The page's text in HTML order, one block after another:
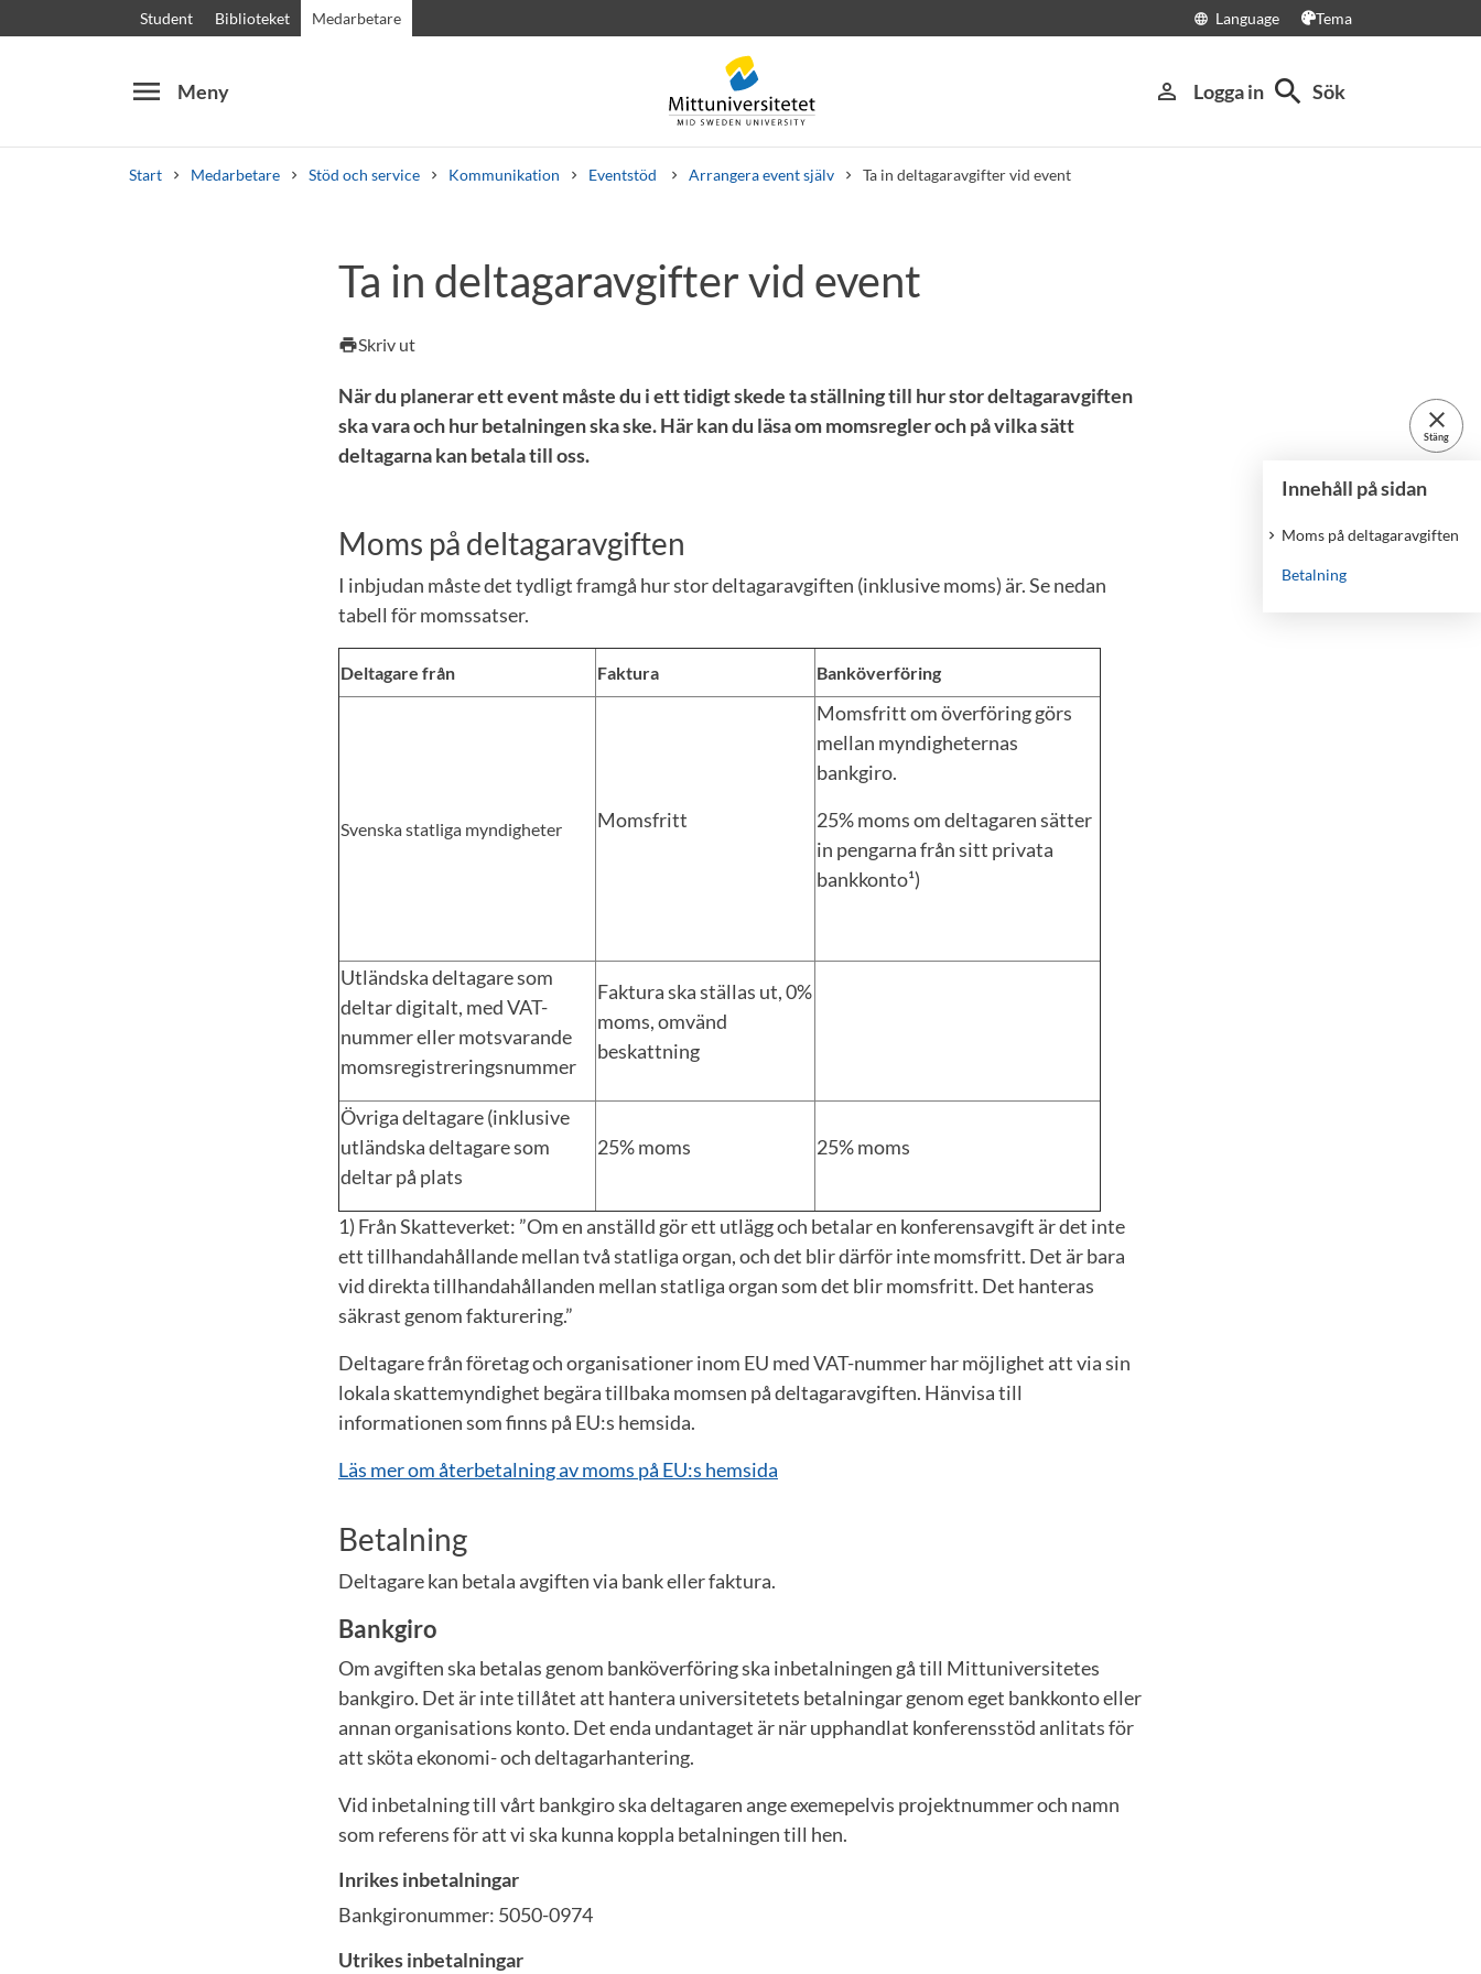
Student Biblioteket Medarbetare language Language Tema
menu Meny person_outline Logga in search Sök
Start Medarbetare Stöd och service Kommunikation Eventstöd Arrangera event själv Ta in deltagaravgifter vid event
Kursplaner VälkomstbrevPersonalLediga jobb
Ta in deltagaravgifter vid event
printSkriv ut
close
Stäng
Innehåll på sidan
Moms på deltagaravgiften
Betalning
När du planerar ett event måste du i ett tidigt skede ta ställning till hur stor deltagaravgiften
ska vara och hur betalningen ska ske. Här kan du läsa om momsregler och på vilka sätt
deltagarna kan betala till oss.
Moms på deltagaravgiften
I inbjudan måste det tydligt framgå hur stor deltagaravgiften (inklusive moms) är. Se nedan
tabell för momssatser.
Deltagare från Faktura Banköverföring
Svenska statliga myndigheter Momsfritt
Momsfritt om överföring görs
mellan myndigheternas
bankgiro.
25% moms om deltagaren sätter
in pengarna från sitt privata
bankkonto¹)
Utländska deltagare som
deltar digitalt, med VAT-
nummer eller motsvarande
momsregistreringsnummer
Faktura ska ställas ut, 0%
moms, omvänd
beskattning
Övriga deltagare (inklusive
utländska deltagare som
deltar på plats
25% moms 25% moms
1) Från Skatteverket: ”Om en anställd gör ett utlägg och betalar en konferensavgift är det inte
ett tillhandahållande mellan två statliga organ, och det blir därför inte momsfritt. Det är bara
vid direkta tillhandahållanden mellan statliga organ som det blir momsfritt. Det hanteras
säkrast genom fakturering.”
Deltagare från företag och organisationer inom EU med VAT-nummer har möjlighet att via sin
lokala skattemyndighet begära tillbaka momsen på deltagaravgiften. Hänvisa till
informationen som finns på EU:s hemsida.
Läs mer om återbetalning av moms på EU:s hemsida
Betalning
Deltagare kan betala avgiften via bank eller faktura.
Bankgiro
Om avgiften ska betalas genom banköverföring ska inbetalningen gå till Mittuniversitetes
bankgiro. Det är inte tillåtet att hantera universitetets betalningar genom eget bankkonto eller
annan organisations konto. Det enda undantaget är när upphandlat konferensstöd anlitats för
att sköta ekonomi- och deltagarhantering.
Vid inbetalning till vårt bankgiro ska deltagaren ange exemepelvis projektnummer och namn
som referens för att vi ska kunna koppla betalningen till hen.
Inrikes inbetalningar
Bankgironummer: 5050-0974
Utrikes inbetalningar